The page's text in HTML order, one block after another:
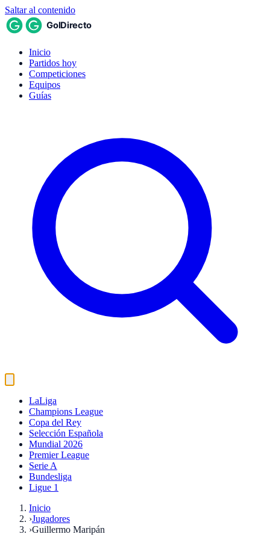
Saltar al contenido
Inicio
Partidos hoy
Competiciones
Equipos
Guías
LaLiga
Champions League
Copa del Rey
Selección Española
Mundial 2026
Premier League
Serie A
Bundesliga
Ligue 1
Inicio
›Jugadores
›Guillermo Maripán